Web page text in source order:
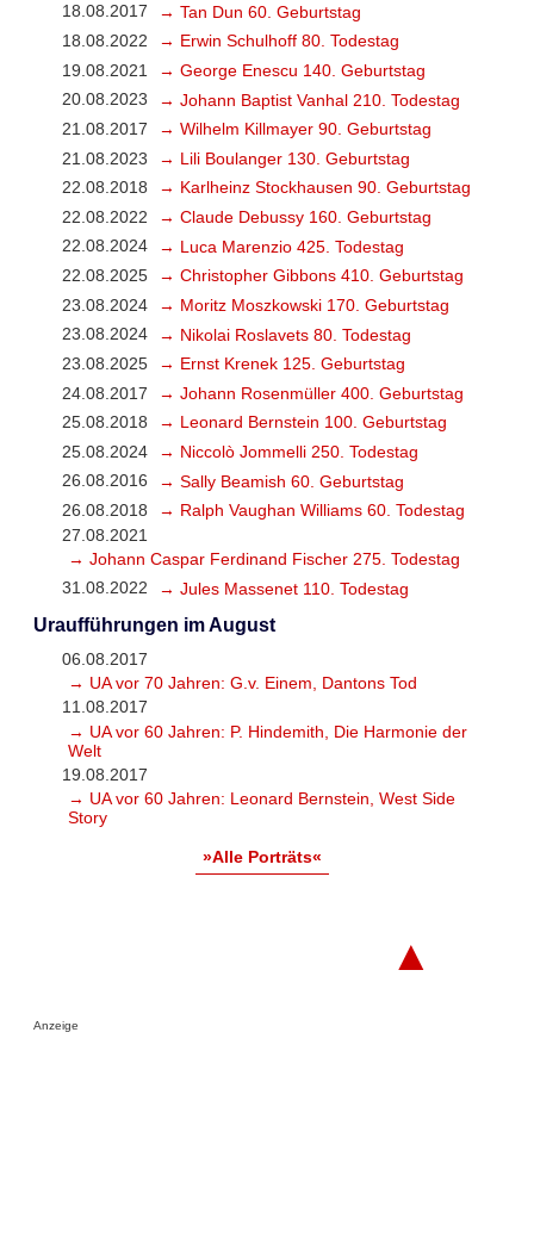
18.08.2017
→ Tan Dun 60. Geburtstag
18.08.2022
→ Erwin Schulhoff 80. Todestag
19.08.2021
→ George Enescu 140. Geburtstag
20.08.2023
→ Johann Baptist Vanhal 210. Todestag
21.08.2017
→ Wilhelm Killmayer 90. Geburtstag
21.08.2023
→ Lili Boulanger 130. Geburtstag
22.08.2018
→ Karlheinz Stockhausen 90. Geburtstag
22.08.2022
→ Claude Debussy 160. Geburtstag
22.08.2024
→ Luca Marenzio 425. Todestag
22.08.2025
→ Christopher Gibbons 410. Geburtstag
23.08.2024
→ Moritz Moszkowski 170. Geburtstag
23.08.2024
→ Nikolai Roslavets 80. Todestag
23.08.2025
→ Ernst Krenek 125. Geburtstag
24.08.2017
→ Johann Rosenmüller 400. Geburtstag
25.08.2018
→ Leonard Bernstein 100. Geburtstag
25.08.2024
→ Niccolò Jommelli 250. Todestag
26.08.2016
→ Sally Beamish 60. Geburtstag
26.08.2018
→ Ralph Vaughan Williams 60. Todestag
27.08.2021
→ Johann Caspar Ferdinand Fischer 275. Todestag
31.08.2022
→ Jules Massenet 110. Todestag
Uraufführungen im August
06.08.2017
→ UA vor 70 Jahren: G.v. Einem, Dantons Tod
11.08.2017
→ UA vor 60 Jahren: P. Hindemith, Die Harmonie der
Welt
19.08.2017
→ UA vor 60 Jahren: Leonard Bernstein, West Side
Story
»Alle Porträts«
▲
Anzeige